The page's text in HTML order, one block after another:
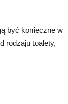
być konieczne w
rodzaju toalety,